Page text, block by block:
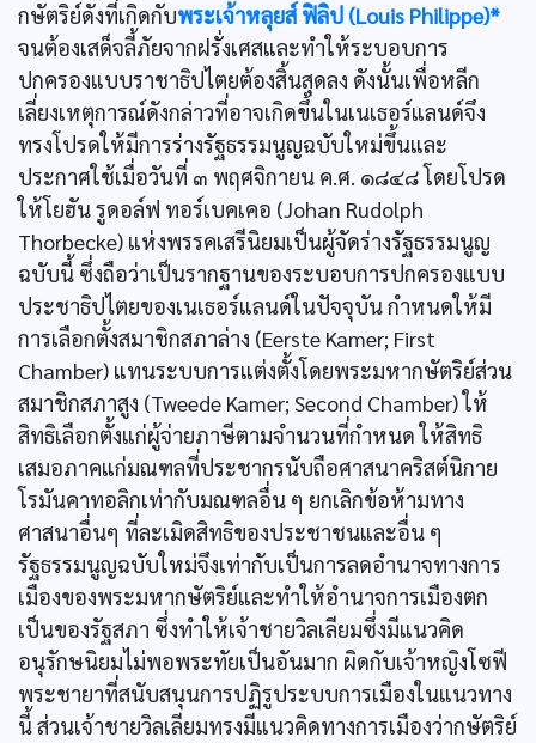
กษัตริย์ดังที่เกิดกับพระเจ้าหลุยส์ ฟิลิป (Louis Philippe)*
จนต้องเสด็จลี้ภัยจากฝรั่งเศสและทำให้ระบอบการ
ปกครองแบบราชาธิปไตยต้องสิ้นสุดลง ดังนั้นเพื่อหลีก
เลี่ยงเหตุการณ์ดังกล่าวที่อาจเกิดขึ้นในเนเธอร์แลนด์จึง
ทรงโปรดให้มีการร่างรัฐธรรมนูญฉบับใหม่ขึ้นและ
ประกาศใช้เมื่อวันที่ ๓ พฤศจิกายน ค.ศ. ๑๘๔๘ โดยโปรด
ให้โยฮัน รูดอล์ฟ ทอร์เบคเคอ (Johan Rudolph
Thorbecke) แห่งพรรคเสรีนิยมเป็นผู้จัดร่างรัฐธรรมนูญ
ฉบับนี้ ซึ่งถือว่าเป็นรากฐานของระบอบการปกครองแบบ
ประชาธิปไตยของเนเธอร์แลนด์ในปัจจุบัน กำหนดให้มี
การเลือกตั้งสมาชิกสภาล่าง (Eerste Kamer; First
Chamber) แทนระบบการแต่งตั้งโดยพระมหากษัตริย์ส่วน
สมาชิกสภาสูง (Tweede Kamer; Second Chamber) ให้
สิทธิเลือกตั้งแก่ผู้จ่ายภาษีตามจำนวนที่กำหนด ให้สิทธิ
เสมอภาคแก่มณฑลที่ประชากรนับถือศาสนาคริสต์นิกาย
โรมันคาทอลิกเท่ากับมณฑลอื่น ๆ ยกเลิกข้อห้ามทาง
ศาสนาอื่นๆ ที่ละเมิดสิทธิของประชาชนและอื่น ๆ
รัฐธรรมนูญฉบับใหม่จึงเท่ากับเป็นการลดอำนาจทางการ
เมืองของพระมหากษัตริย์และทำให้อำนาจการเมืองตก
เป็นของรัฐสภา ซึ่งทำให้เจ้าชายวิลเลียมซึ่งมีแนวคิด
อนุรักษนิยมไม่พอพระทัยเป็นอันมาก ผิดกับเจ้าหญิงโซฟี
พระชายาที่สนับสนุนการปฏิรูประบบการเมืองในแนวทาง
นี้ ส่วนเจ้าชายวิลเลียมทรงมีแนวคิดทางการเมืองว่ากษัตริย์